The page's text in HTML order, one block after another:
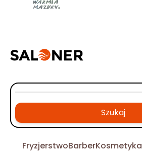
Szukaj
FryzjerstwoBarberKosmetyka